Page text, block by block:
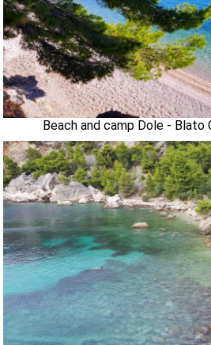
Beach and camp Dole - Blato